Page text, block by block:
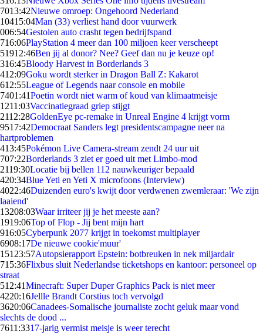
7013:42Nieuwe omroep: Ongehoord Nederland
10415:04Man (33) verliest hand door vuurwerk
006:54Gestolen auto crasht tegen bedrijfspand
716:06PlayStation 4 meer dan 100 miljoen keer verscheept
51912:46Ben jij al donor? Nee? Geef dan nu je keuze op!
316:45Bloody Harvest in Borderlands 3
412:09Goku wordt sterker in Dragon Ball Z: Kakarot
612:55League of Legends naar console en mobile
7401:41Poetin wordt niet warm of koud van klimaatmeisje
1211:03Vaccinatiegraad griep stijgt
2112:28GoldenEye pc-remake in Unreal Engine 4 krijgt vorm
9517:42Democraat Sanders legt presidentscampagne neer na
hartproblemen
413:45Pokémon Live Camera-stream zendt 24 uur uit
707:22Borderlands 3 ziet er goed uit met Limbo-mod
2119:30Locatie bij bellen 112 nauwkeuriger bepaald
420:34Blue Yeti en Yeti X microfoons (Interview)
4022:46Duizenden euro's kwijt door verdwenen zwemleraar: 'We zijn
laaiend'
13208:03Waar irriteer jij je het meeste aan?
1919:06Top of Flop - Jij bent mijn hart
916:05Cyberpunk 2077 krijgt in toekomst multiplayer
6908:17De nieuwe cookie'muur'
151 23:57Autopsierapport Epstein: botbreuken in nek miljardair
715:36Flixbus sluit Nederlandse ticketshops en kantoor: personeel op
straat
512:41Minecraft: Super Duper Graphics Pack is niet meer
4220:16Jellle Brandt Corstius toch vervolgd
3620:06Canadees-Somalische journaliste zocht geluk maar vond
slechts de dood ...
7611:3317-jarig vermist meisje is weer terecht